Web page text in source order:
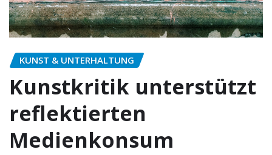
KUNST & UNTERHALTUNG
Kunstkritik unterstützt
reflektierten
Medienkonsum